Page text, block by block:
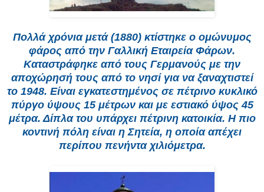
Πολλά χρόνια μετά (1880) κτίστηκε ο ομώνυμος
φάρος από την Γαλλική Εταιρεία Φάρων.
Καταστράφηκε από τους Γερμανούς με την
αποχώρησή τους από το νησί για να ξαναχτιστεί
το 1948. Είναι εγκατεστημένος σε πέτρινο κυκλικό
πύργο ύψους 15 μέτρων και με εστιακό ύψος 45
μέτρα. Δίπλα του υπάρχει πέτρινη κατοικία. Η πιο
κοντινή πόλη είναι η Σητεία, η οποία απέχει
περίπου πενήντα χιλιόμετρα.